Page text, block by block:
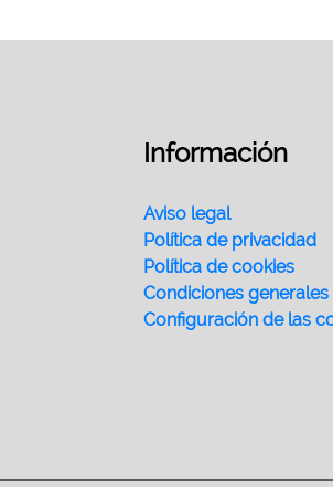
Información
Aviso legal
Política de privacidad
Política de cookies
Condiciones generales
Configuración de las